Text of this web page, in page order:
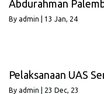
Abdurahman
By admin 13 Jan, 24
Pelaksanaan UAS
By admin 23 Dec, 23